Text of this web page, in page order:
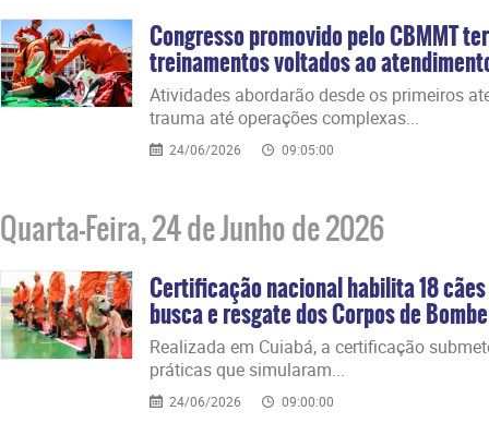
Congresso promovido pelo CBMMT
treinamentos voltados ao
​Atividades abordarão desde os primeiros
trauma até operações complexas...
24/06/2026 09:05:00
Quarta-Feira, 24 de Junho de 2026
Certificação nacional habilita 18
busca e resgate dos Corpos de
​Realizada em Cuiabá, a certificação
práticas que simularam...
24/06/2026 09:00:00